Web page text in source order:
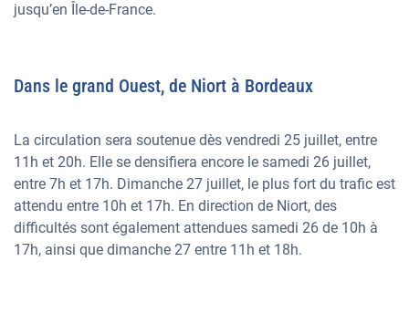
jusqu’en Île-de-France.
Dans le grand Ouest, de Niort à Bordeaux
La circulation sera soutenue dès vendredi 25 juillet, entre
11h et 20h. Elle se densifiera encore le samedi 26 juillet,
entre 7h et 17h. Dimanche 27 juillet, le plus fort du trafic est
attendu entre 10h et 17h. En direction de Niort, des
difficultés sont également attendues samedi 26 de 10h à
17h, ainsi que dimanche 27 entre 11h et 18h.